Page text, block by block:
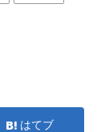
はてブ